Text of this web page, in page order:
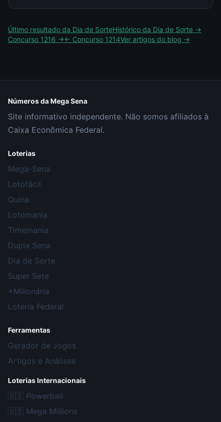
Último resultado da Dia de SorteHistórico da Dia de Sorte →
Concurso 1216 →← Concurso 1214Ver artigos do blog →
Números da Mega Sena
Site informativo independente. Não somos afiliados à
Caixa Econômica Federal.
Loterias
Mega-Sena
Lotofácil
Quina
Lotomania
Timemania
Dupla Sena
Dia de Sorte
Super Sete
+Milionária
Loteria Federal
Ferramentas
Gerador de Jogos
Artigos e Análises
Loterias Internacionais
🇺🇸 Powerball
🇺🇸 Mega Millions